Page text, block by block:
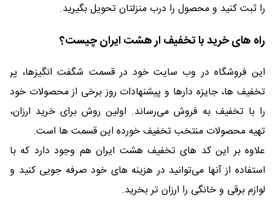
را ثبت کنید و محصول را درب منزلتان تحویل بگیرید.
راه های خرید با تخفیف ار هشت ایران چیست؟
این فروشگاه در وب سایت خود در قسمت شگفت انگیزها، پر
تخفیف ها، جایزه دارها و پیشنهادات روز برخی از محصولات خود
را با تخفیف به فروش می‌رساند. اولین روش برای خرید ارزان،
تهیه محصولات منتخب تخفیف خورده این قسمت ها است.
علاوه بر این کد های تخفیف هشت ایران هم وجود دارد که با
استفاده از آنها می‌توانید در هزینه های خود صرفه جویی کنید و
لوازم برقی و خانگی را ارزان تر بخرید.